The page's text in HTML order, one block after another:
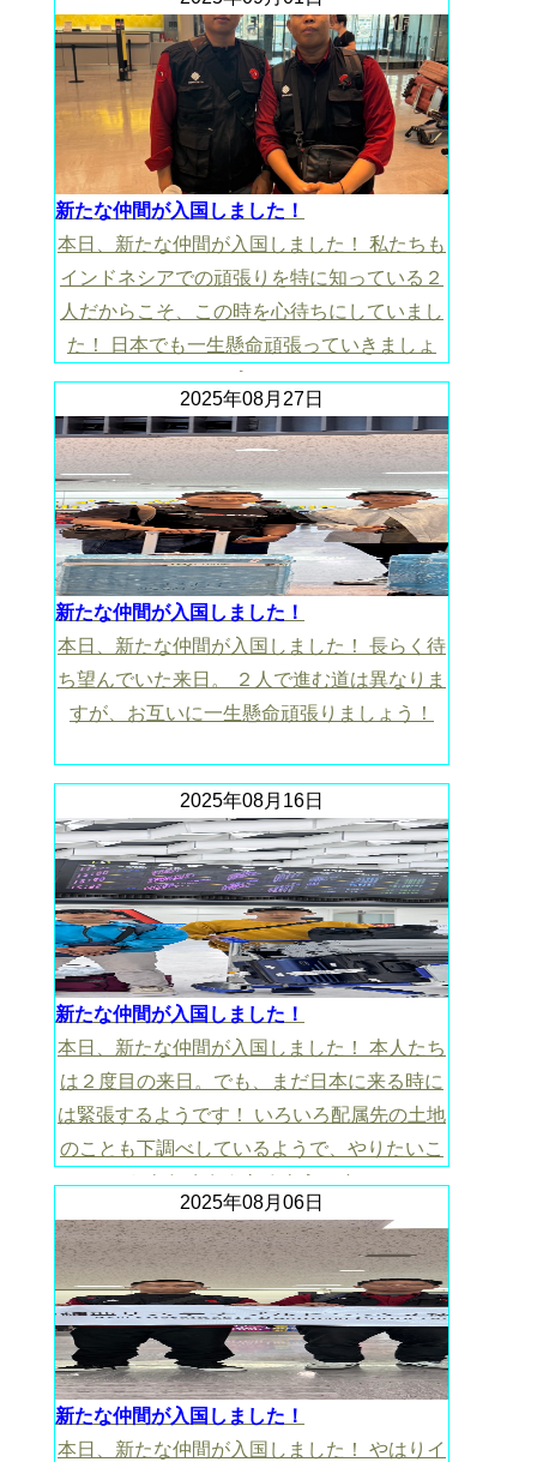
新たな仲間が入国しました！
本日、新たな仲間が入国しました！ 私たちも
インドネシアでの頑張りを特に知っている２
人だからこそ、この時を心待ちにしていまし
た！ 日本でも一生懸命頑張っていきましょ
う！
2025年08月27日
新たな仲間が入国しました！
本日、新たな仲間が入国しました！ 長らく待
ち望んでいた来日。 ２人で進む道は異なりま
すが、お互いに一生懸命頑張りましょう！
2025年08月16日
新たな仲間が入国しました！
本日、新たな仲間が入国しました！ 本人たち
は２度目の来日。でも、まだ日本に来る時に
は緊張するようです！ いろいろ配属先の土地
のことも下調べしているようで、やりたいこ
ともたくさんあるようです！
2025年08月06日
新たな仲間が入国しました！
本日、新たな仲間が入国しました！ やはりイ